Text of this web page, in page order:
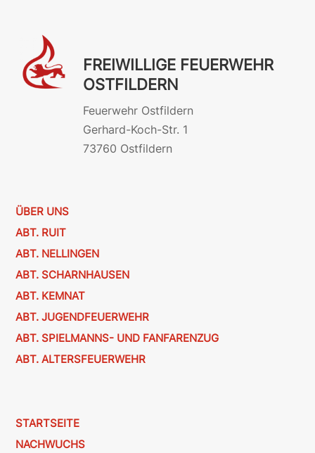
FREIWILLIGE FEUERWEHR
OSTFILDERN
Feuerwehr Ostfildern
Gerhard-Koch-Str. 1
73760 Ostfildern
ÜBER UNS
ABT. RUIT
ABT. NELLINGEN
ABT. SCHARNHAUSEN
ABT. KEMNAT
ABT. JUGENDFEUERWEHR
ABT. SPIELMANNS- UND FANFARENZUG
ABT. ALTERSFEUERWEHR
STARTSEITE
NACHWUCHS